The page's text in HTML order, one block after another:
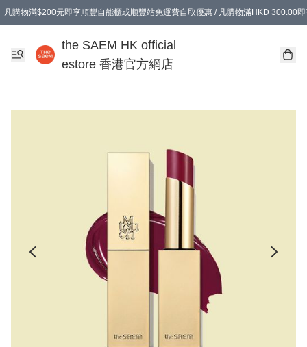
凡購物滿$200元即享順豐自能櫃或順豐站免運費自取優惠 / 凡購物滿HKD 300.00
the SAEM HK official
estore 香港官方網店